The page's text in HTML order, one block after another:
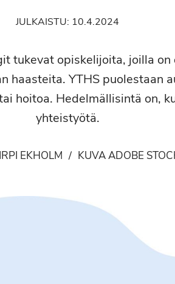
JULKAISTU: 10.4.2024
tukevat opiskelijoita, joilla on
haasteita. YTHS puolestaan
hoitoa. Hedelmällisintä on,
yhteistyötä.
EKHOLM / KUVA ADOBE